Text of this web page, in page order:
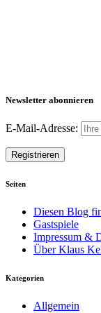
Newsletter abonnieren
E-Mail-Adresse:
Seiten
Diesen Blog
Gastspiele
Impressum &
Über Klaus
Kategorien
Allgemein